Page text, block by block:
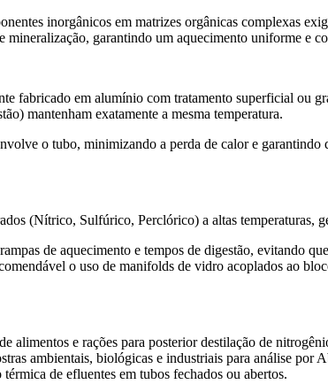
inorgânicos em matrizes orgânicas complexas
mineralização, garantindo um aquecimento uniforme e
fabricado em alumínio com tratamento superficial ou
mantenham exatamente a mesma temperatura.
o tubo, minimizando a perda de calor e
(Nítrico, Sulfúrico, Perclórico) a altas temperaturas,
de aquecimento e tempos de digestão, evitando
o uso de manifolds de vidro acoplados ao
alimentos e rações para posterior destilação de
ambientais, biológicas e industriais para análise por
de efluentes em tubos fechados ou abertos.